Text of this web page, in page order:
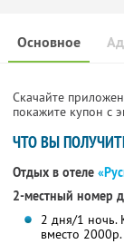
Основное
Скачайте
покажите купон с
ЧТО ВЫ
Отдых в отеле
2-местный номер
2 дня/1 ночь.
вместо 2000р.